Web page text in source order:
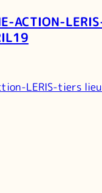
ACTION-
LERIS-tiers